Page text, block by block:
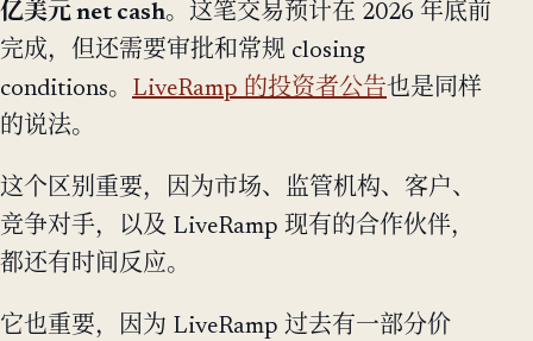
亿美元 net cash。这笔交易预计在 2026 年底前
完成，但还需要审批和常规 closing
conditions。 LiveRamp 的投资者公告也是同样
的说法。
这个区别重要，因为市场、监管机构、客户、
竞争对手，以及 LiveRamp 现有的合作伙伴，
都还有时间反应。
它也重要，因为 LiveRamp 过去有一部分价